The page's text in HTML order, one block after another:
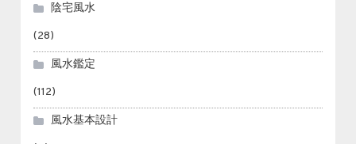
陰宅風水
(28)
風水鑑定
(112)
風水基本設計